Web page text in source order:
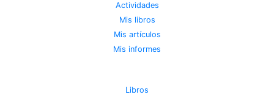
Actividades
Mis libros
Mis artículos
Mis informes
Libros